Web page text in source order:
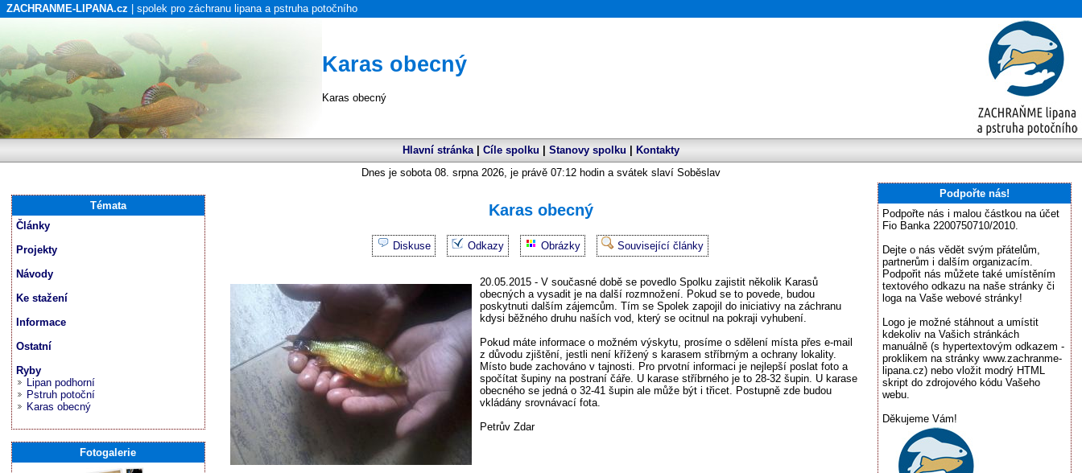
ZACHRANME-LIPANA.cz | spolek pro záchranu lipana a pstruha potočního
Karas obecný
Karas obecný
Hlavní stránka| Cíle spolku Stanovy spolku
Kontakty
Dnes je sobota 08. srpna 2026, je právě 07:12 hodin a svátek slaví Soběslav
Karas obecný
Diskuse Odkazy Obrázky Související články
20.05.2015 - V současné době se povedlo Spolku zajistit několik Karasů
obecných a vysadit je na další rozmnožení. Pokud se to povede, budou
poskytnuti dalším zájemcům. Tím se Spolek zapojil do iniciativy na záchranu
kdysi běžného druhu naších vod, který se ocitnul na pokraji vyhubení.
Pokud máte informace o možném výskytu, prosíme o sdělení místa přes e-mail
z důvodu zjištění, jestli není křížený s karasem stříbrným a ochrany lokality.
Místo bude zachováno v tajnosti. Pro prvotní informaci je nejlepší poslat foto a
spočítat šupiny na postraní čáře. U karase stříbrného je to 28-32 šupin. U karase
obecného se jedná o 32-41 šupin ale může být i třicet. Postupně zde budou
vkládány srovnávací fota.
Petrův Zdar
Témata
Články
Projekty
Návody
Ke stažení
Informace
Ostatní
Ryby
Lipan podhorní
Pstruh potoční
Karas obecný
Fotogalerie
Podpořte nás!
Podpořte nás i malou částkou na účet
Fio Banka 2200750710/2010.
Dejte o nás vědět svým přátelům,
partnerům i dalším organizacím.
Podpořit nás můžete také umístěním
textového odkazu na naše stránky či
loga na Vaše webové stránky!
Logo je možné stáhnout a umístit
kdekoliv na Vašich stránkách
manuálně (s hypertextovým odkazem -
proklikem na stránky www.zachranme-
lipana.cz) nebo vložit modrý HTML
skript do zdrojového kódu Vašeho
webu.
Děkujeme Vám!